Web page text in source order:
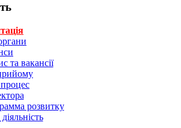
та вакансії
розвитку